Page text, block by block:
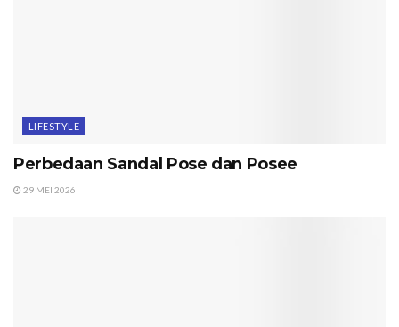
LIFESTYLE
Perbedaan Sandal Pose dan Posee
29 MEI 2026